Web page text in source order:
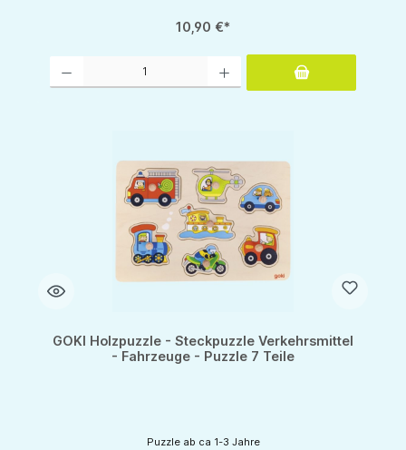
10,90 €*
GOKI Holzpuzzle - Steckpuzzle Verkehrsmittel
- Fahrzeuge - Puzzle 7 Teile
Puzzle ab ca 1-3 Jahre